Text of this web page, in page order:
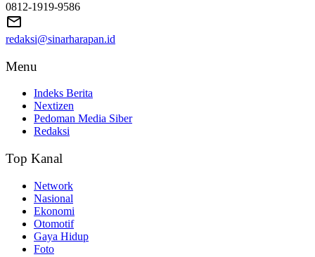
0812-1919-9586
redaksi@sinarharapan.id
Menu
Indeks Berita
Nextizen
Pedoman Media Siber
Redaksi
Top Kanal
Network
Nasional
Ekonomi
Otomotif
Gaya Hidup
Foto